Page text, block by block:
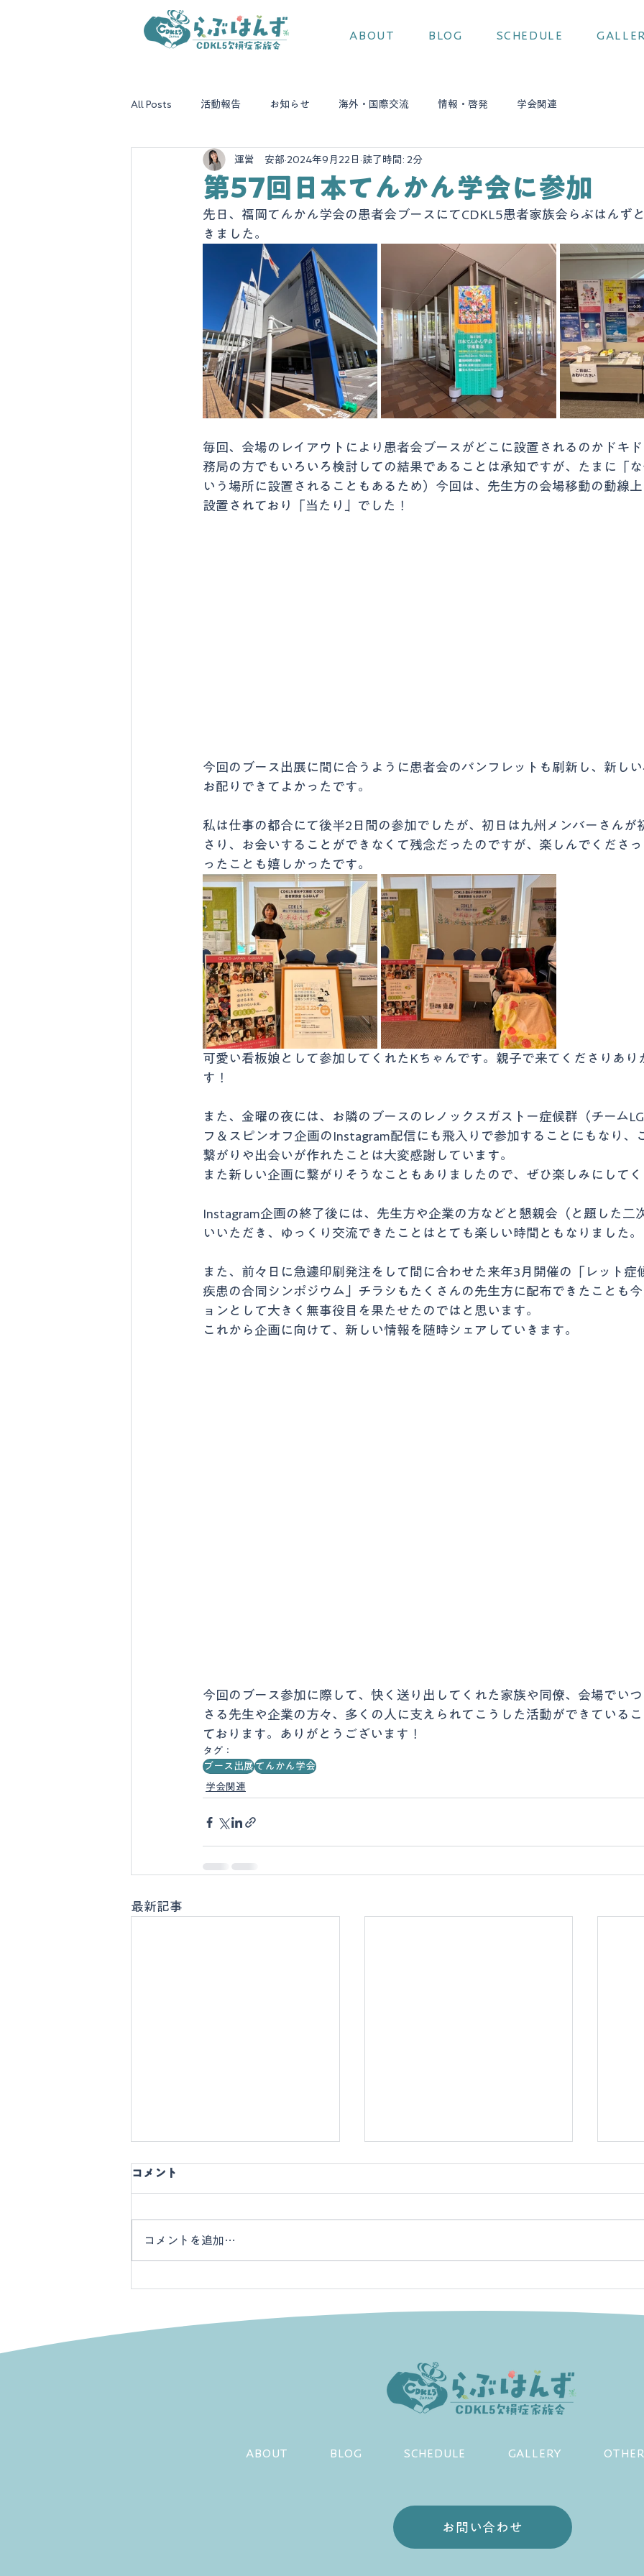
ABOUT BLOG SCHEDULE
All Posts 活動報告 お知らせ 海外・国際交流 情報・啓発 学会関連
第57回日本てんかん学会に参加
運営 安部 2024年9月22日 読了時間: 2分
先日、福岡てんかん学会の患者会ブースにてCDKL5患者家族会らぶはんず
きました。
毎回、会場のレイアウトにより患者会ブースがどこに設置されるのかドキ
務局の方でもいろいろ検討しての結果であることは承知ですが、たまに「
いう場所に設置されることもあるため）今回は、先生方の会場移動の動線
設置されており「当たり」でした！
今回のブース出展に間に合うように患者会のパンフレットも刷新し、新し
お配りできてよかったです。
私は仕事の都合にて後半2日間の参加でしたが、初日は九州メンバーさんが
さり、お会いすることができなくて残念だったのですが、楽しんでくださ
ったことも嬉しかったです。
可愛い看板娘として参加してくれたKちゃんです。親子で来てくださりあり
す！
また、金曜の夜には、お隣のブースのレノックスガストー症候群（チーム
フ＆スピンオフ企画のInstagram配信にも飛入りで参加することにもなり、
繋がりや出会いが作れたことは大変感謝しています。
また新しい企画に繋がりそうなこともありましたので、ぜひ楽しみにしてく
Instagram企画の終了後には、先生方や企業の方などと懇親会（と題した二
いいただき、ゆっくり交流できたことはとても楽しい時間ともなりました。
また、前々日に急遽印刷発注をして間に合わせた来年3月開催の「レット症
疾患の合同シンポジウム」チラシもたくさんの先生方に配布できたことも
ョンとして大きく無事役目を果たせたのではと思います。
これから企画に向けて、新しい情報を随時シェアしていきます。
今回のブース参加に際して、快く送り出してくれた家族や同僚、会場でい
さる先生や企業の方々、多くの人に支えられてこうした活動ができている
ております。ありがとうございます！
タグ：
ブース出展てんかん学会
学会関連
最新記事
小児遺伝学会にてブース出展
させていただきました！
第67回日本小児神経学会学術
集会
第
術集
コメント
コメントを追加…
ABOUT BLOG SCHEDULE GALLERY
お問い合わせ